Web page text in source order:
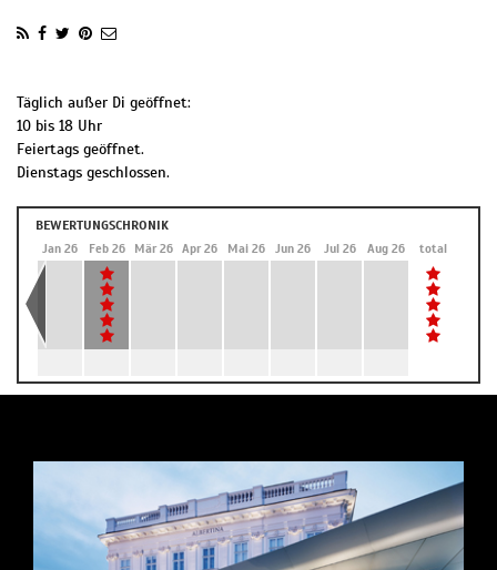
Täglich außer Di geöffnet:
10 bis 18 Uhr
Feiertags geöffnet.
Dienstags geschlossen.
BEWERTUNGSCHRONIK
Jan 26 Feb 26 Mär 26 Apr 26 Mai 26 Jun 26 Jul 26 Aug 26 total